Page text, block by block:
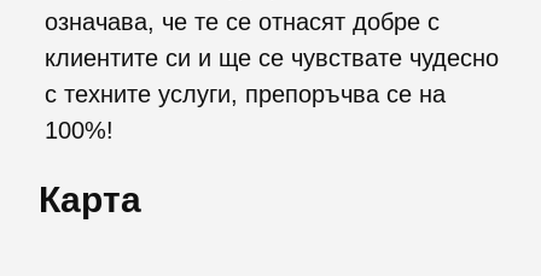
означава, че те се отнасят добре с
клиентите си и ще се чувствате чудесно
с техните услуги, препоръчва се на
100%!
Карта